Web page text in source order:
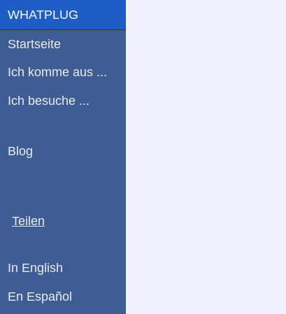
WHATPLUG
Startseite
Ich komme aus ...
Ich besuche ...
Blog
Teilen
In English
En Español